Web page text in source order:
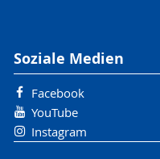
Soziale Medien
Facebook
YouTube
Instagram